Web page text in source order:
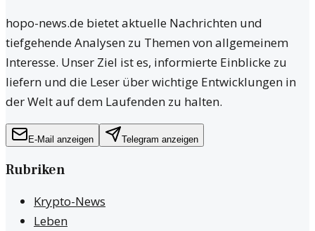
hopo-news.de bietet aktuelle Nachrichten und
tiefgehende Analysen zu Themen von allgemeinem
Interesse. Unser Ziel ist es, informierte Einblicke zu
liefern und die Leser über wichtige Entwicklungen in
der Welt auf dem Laufenden zu halten.
E-Mail anzeigen Telegram anzeigen
Rubriken
Krypto-News
Leben